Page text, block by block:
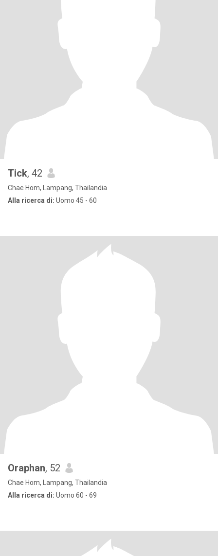
Tick, 42
Chae Hom, Lampang, Thailandia
Alla ricerca di: Uomo 45 - 60
Oraphan, 52
Chae Hom, Lampang, Thailandia
Alla ricerca di: Uomo 60 - 69